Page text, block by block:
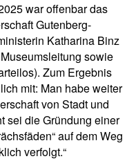
war offenbar das
Gutenberg-
Katharina Binz
sowie
Zum Ergebnis
mit: Man habe weiter
von Stadt und
sei die Gründung einer
auf dem Weg
verfolgt.“